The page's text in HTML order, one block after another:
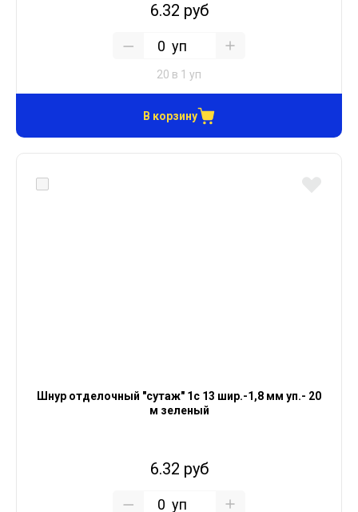
6.32 руб
уп
20 в 1 уп
В корзину
Шнур отделочный "сутаж" 1с 13 шир.-1,8 мм уп.- 20
м зеленый
6.32 руб
уп